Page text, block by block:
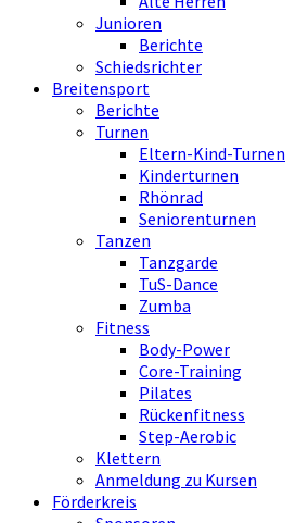
Junioren
Berichte
Schiedsrichter
Breitensport
Berichte
Turnen
Eltern-Kind-Turnen
Kinderturnen
Rhönrad
Seniorenturnen
Tanzen
Tanzgarde
TuS-Dance
Zumba
Fitness
Body-Power
Core-Training
Pilates
Rückenfitness
Step-Aerobic
Klettern
Anmeldung zu Kursen
Förderkreis